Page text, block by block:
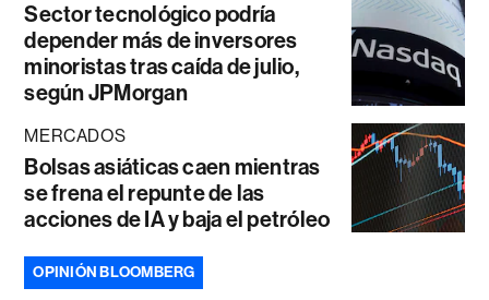
Sector tecnológico podría
depender más de inversores
minoristas tras caída de julio,
según JPMorgan
MERCADOS
Bolsas asiáticas caen mientras
se frena el repunte de las
acciones de IA y baja el petróleo
OPINIÓN BLOOMBERG